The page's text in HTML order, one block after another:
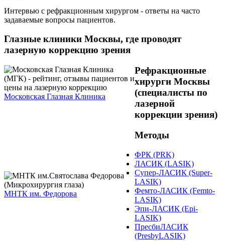
Интервью с рефракционным хирургом - ответы на часто
задаваемые вопросы пациентов.
Глазные клиники Москвы, где проводят
лазерную коррекцию зрения
Московская Глазная Клиника
МНТК им. Федорова
Рефракционные
хирурги Москвы
(специалисты по
лазерной
коррекции зрения)
Методы
ФРК (PRK)
ЛАСИК (LASIK)
Супер-ЛАСИК (Super-
LASIK)
Фемто-ЛАСИК (Femto-
LASIK)
Эпи-ЛАСИК (Epi-
LASIK)
ПресбиЛАСИК
(PresbyLASIK)